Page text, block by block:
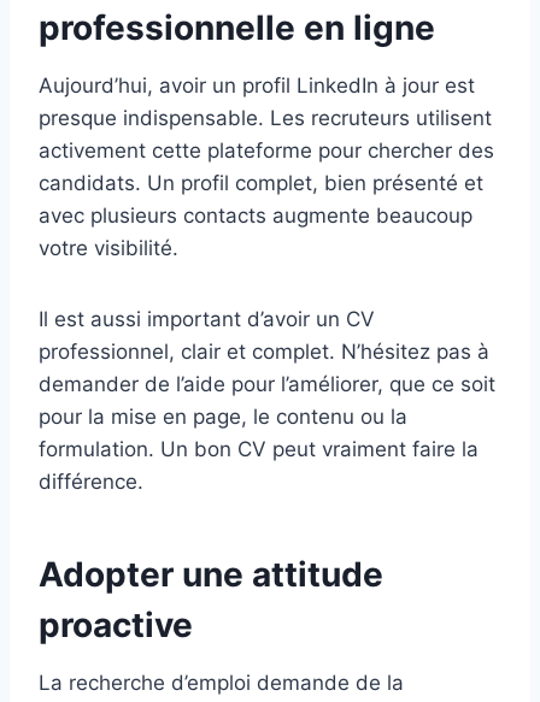
professionnelle en ligne
Aujourd’hui, avoir un profil LinkedIn à jour est
presque indispensable. Les recruteurs utilisent
activement cette plateforme pour chercher des
candidats. Un profil complet, bien présenté et
avec plusieurs contacts augmente beaucoup
votre visibilité.
Il est aussi important d’avoir un CV
professionnel, clair et complet. N’hésitez pas à
demander de l’aide pour l’améliorer, que ce soit
pour la mise en page, le contenu ou la
formulation. Un bon CV peut vraiment faire la
différence.
Adopter une attitude
proactive
La recherche d’emploi demande de la